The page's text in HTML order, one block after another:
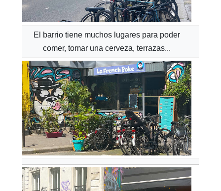
El barrio tiene muchos lugares para poder
comer, tomar una cerveza, terrazas...